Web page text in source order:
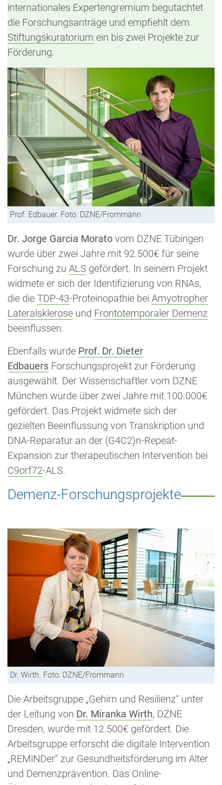
internationales Expertengremium begutachtet
die Forschungsanträge und empfiehlt dem
Stiftungskuratorium ein bis zwei Projekte zur
Förderung.
Prof. Edbauer. Foto: DZNE/Frommann
Dr. Jorge Garcia Morato vom DZNE Tübingen
wurde über zwei Jahre mit 92.500€ für seine
Forschung zu ALS gefördert. In seinem Projekt
widmete er sich der Identifizierung von RNAs,
die die TDP-43-Proteinopathie bei Amyotropher
Lateralsklerose und Frontotemporaler Demenz
beeinflussen.
Ebenfalls wurde Prof. Dr. Dieter
Edbauers Forschungsprojekt zur Förderung
ausgewählt. Der Wissenschaftler vom DZNE
München wurde über zwei Jahre mit 100.000€
gefördert. Das Projekt widmete sich der
gezielten Beeinflussung von Transkription und
DNA-Reparatur an der (G4C2)n-Repeat-
Expansion zur therapeutischen Intervention bei
C9orf72-ALS.
Demenz-Forschungsprojekte
Dr. Wirth. Foto: DZNE/Frommann
Die Arbeitsgruppe „Gehirn und Resilienz“ unter
der Leitung von Dr. Miranka Wirth, DZNE
Dresden, wurde mit 12.500€ gefördert. Die
Arbeitsgruppe erforscht die digitale Intervention
„REMINDer“ zur Gesundheitsförderung im Alter
und Demenzprävention. Das Online-